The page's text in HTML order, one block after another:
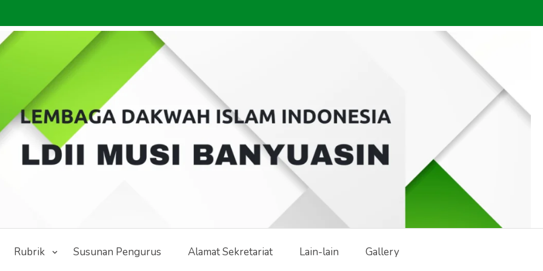
Rubrik Susunan Pengurus Alamat Sekretariat Lain-lain Gallery